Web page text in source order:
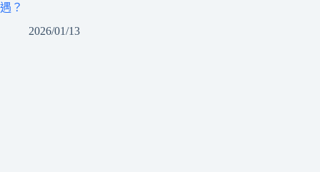
遇？
2026/01/13